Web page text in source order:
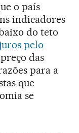
o país
indicadores
do teto
pelo
das
para a
que
se